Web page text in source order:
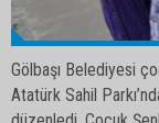
Gölbaşı Belediyesi
Atatürk Sahil
düzenledi. Çocuk